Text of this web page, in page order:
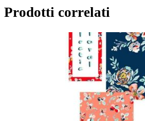
Prodotti correlati